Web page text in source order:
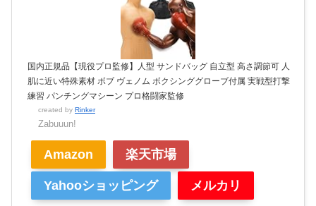
国内正規品【現役プロ監修】人型 サンドバッグ 自立型 高さ調節可 人
肌に近い特殊素材 ボブ ヴェノム ボクシンググローブ付属 実戦型打撃
練習 パンチングマシーン プロ格闘家監修
created by Rinker
Zabuuun!
Amazon 楽天市場
Yahooショッピング メルカリ